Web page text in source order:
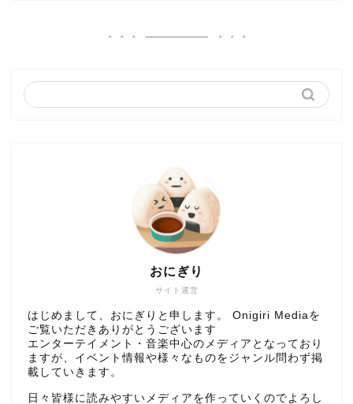
サイト運営
おにぎり
はじめまして、おにぎりと申します。 Onigiri Mediaを
ご覧いただきありがとうございます
エンターテイメント・音楽中心のメディアとなっており
ますが、イベント情報や様々なものをジャンル問わず掲
載していきます。
日々皆様に読みやすいメディアを作っていくのでよろし